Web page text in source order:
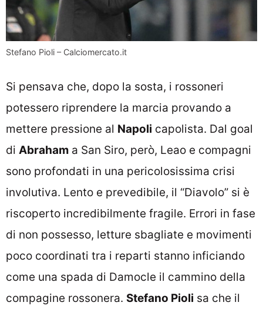
Stefano Pioli – Calciomercato.it
Si pensava che, dopo la sosta, i rossoneri
potessero riprendere la marcia provando a
mettere pressione al Napoli capolista. Dal goal
di Abraham a San Siro, però, Leao e compagni
sono profondati in una pericolosissima crisi
involutiva. Lento e prevedibile, il “Diavolo” si è
riscoperto incredibilmente fragile. Errori in fase
di non possesso, letture sbagliate e movimenti
poco coordinati tra i reparti stanno inficiando
come una spada di Damocle il cammino della
compagine rossonera. Stefano Pioli sa che il